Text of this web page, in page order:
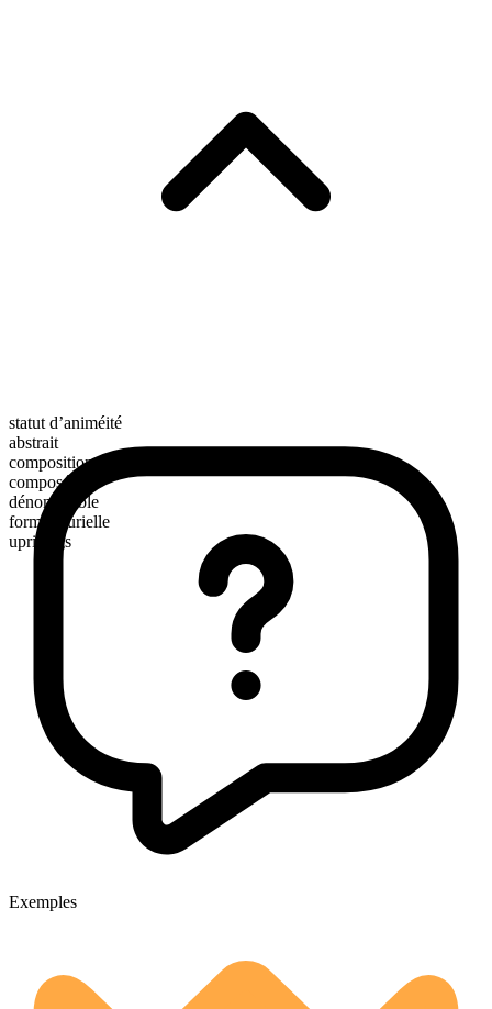
statut d’animéité
abstrait
composition morphologique
composé
dénombrable
forme plurielle
uprisings
Exemples